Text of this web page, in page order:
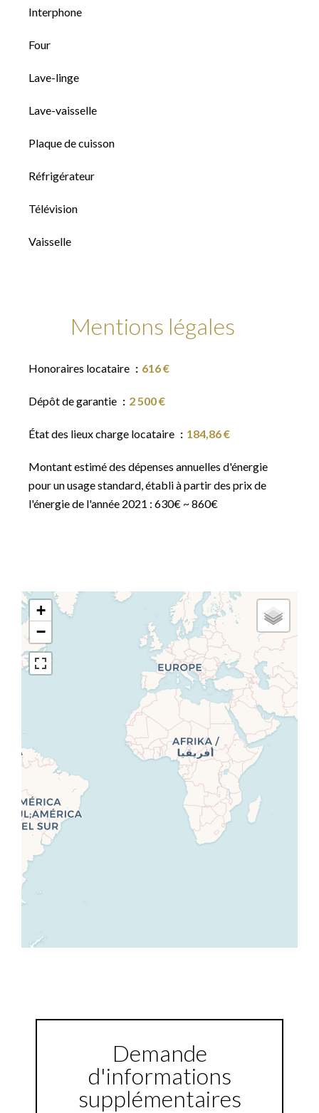
Interphone
Four
Lave-linge
Lave-vaisselle
Plaque de cuisson
Réfrigérateur
Télévision
Vaisselle
Mentions légales
Honoraires locataire 616 €
Dépôt de garantie 2 500 €
État des lieux charge locataire 184,86 €
Montant estimé des dépenses annuelles d'énergie
pour un usage standard, établi à partir des prix de
l'énergie de l'année 2021 : 630€ ~ 860€
+
−
Demande
d'informations
supplémentaires